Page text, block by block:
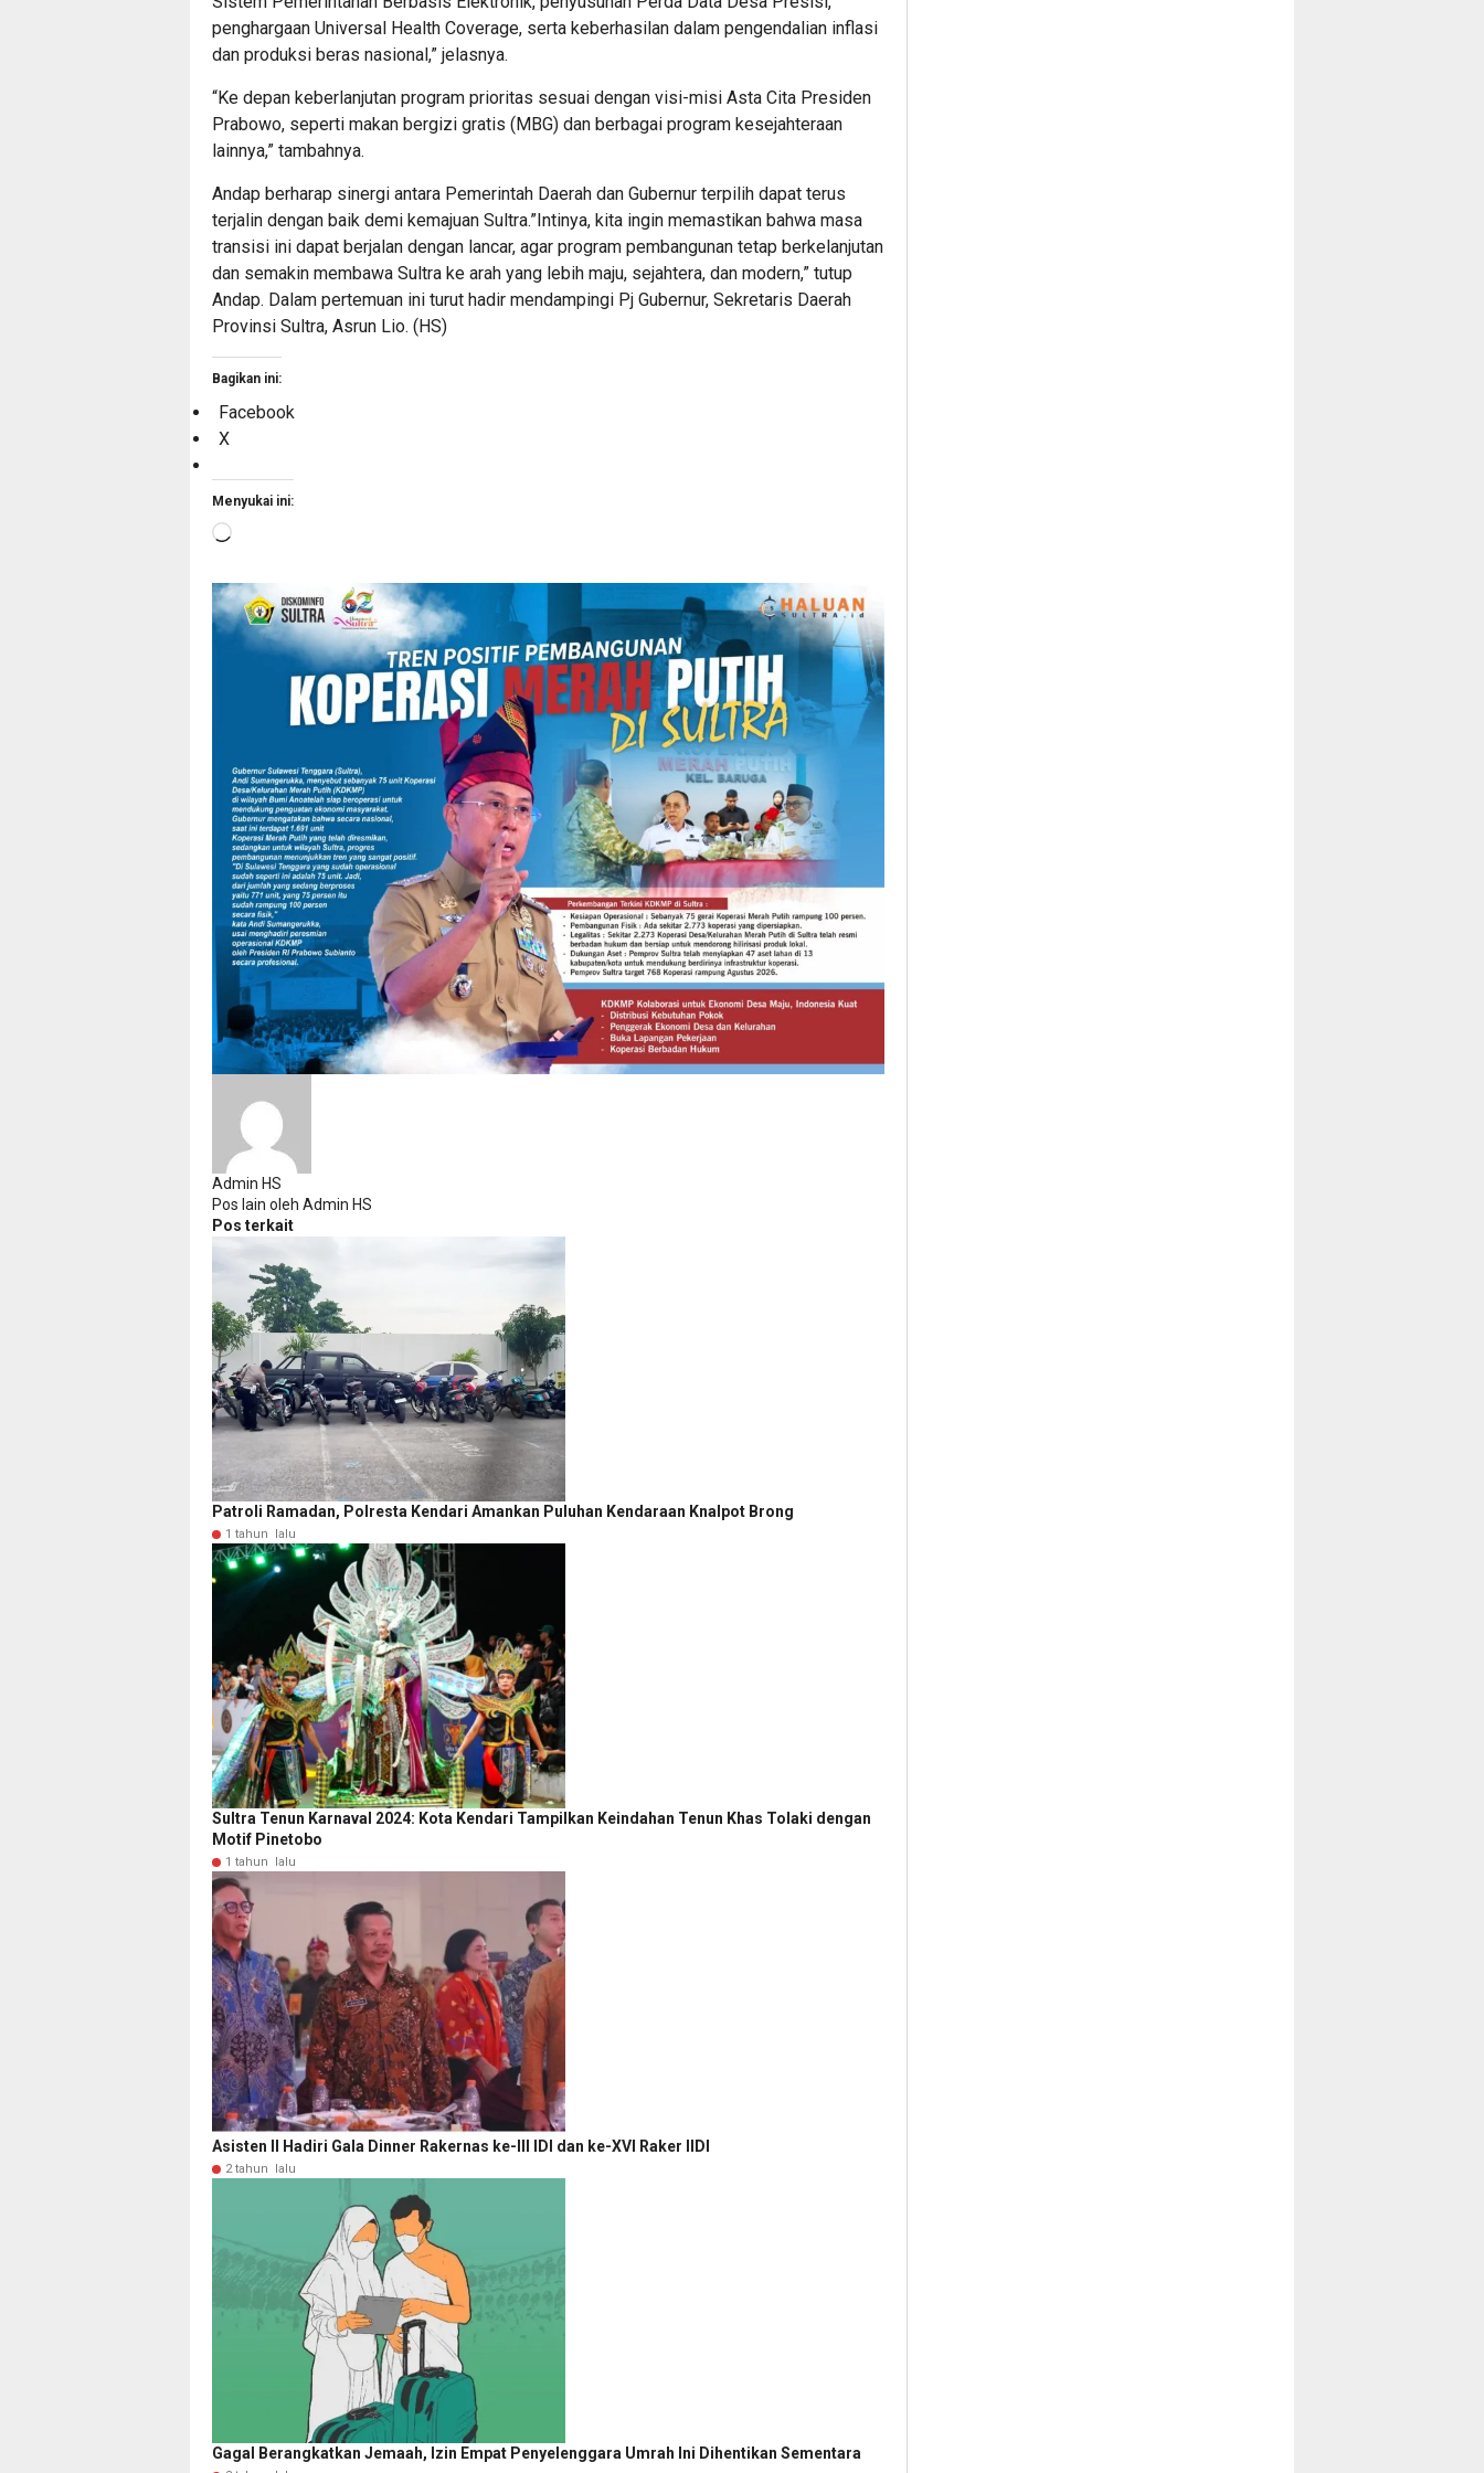
penghargaan Universal Health Coverage, serta keberhasilan dalam pengendalian inflasi
dan produksi beras nasional,” jelasnya.
“Ke depan keberlanjutan program prioritas sesuai dengan visi-misi Asta Cita Presiden
Prabowo, seperti makan bergizi gratis (MBG) dan berbagai program kesejahteraan
lainnya,” tambahnya.
Andap berharap sinergi antara Pemerintah Daerah dan Gubernur terpilih dapat terus
terjalin dengan baik demi kemajuan Sultra.”Intinya, kita ingin memastikan bahwa masa
transisi ini dapat berjalan dengan lancar, agar program pembangunan tetap berkelanjutan
dan semakin membawa Sultra ke arah yang lebih maju, sejahtera, dan modern,” tutup
Andap. Dalam pertemuan ini turut hadir mendampingi Pj Gubernur, Sekretaris Daerah
Provinsi Sultra, Asrun Lio. (HS)
Bagikan ini:
Facebook
X
Menyukai ini:
Memuat...
Admin HS
Pos lain oleh Admin HS
Pos terkait
Patroli Ramadan, Polresta Kendari Amankan Puluhan Kendaraan Knalpot Brong
1 tahun lalu
Sultra Tenun Karnaval 2024: Kota Kendari Tampilkan Keindahan Tenun Khas Tolaki dengan
Motif Pinetobo
1 tahun lalu
Asisten II Hadiri Gala Dinner Rakernas ke-III IDI dan ke-XVI Raker IIDI
2 tahun lalu
Gagal Berangkatkan Jemaah, Izin Empat Penyelenggara Umrah Ini Dihentikan Sementara